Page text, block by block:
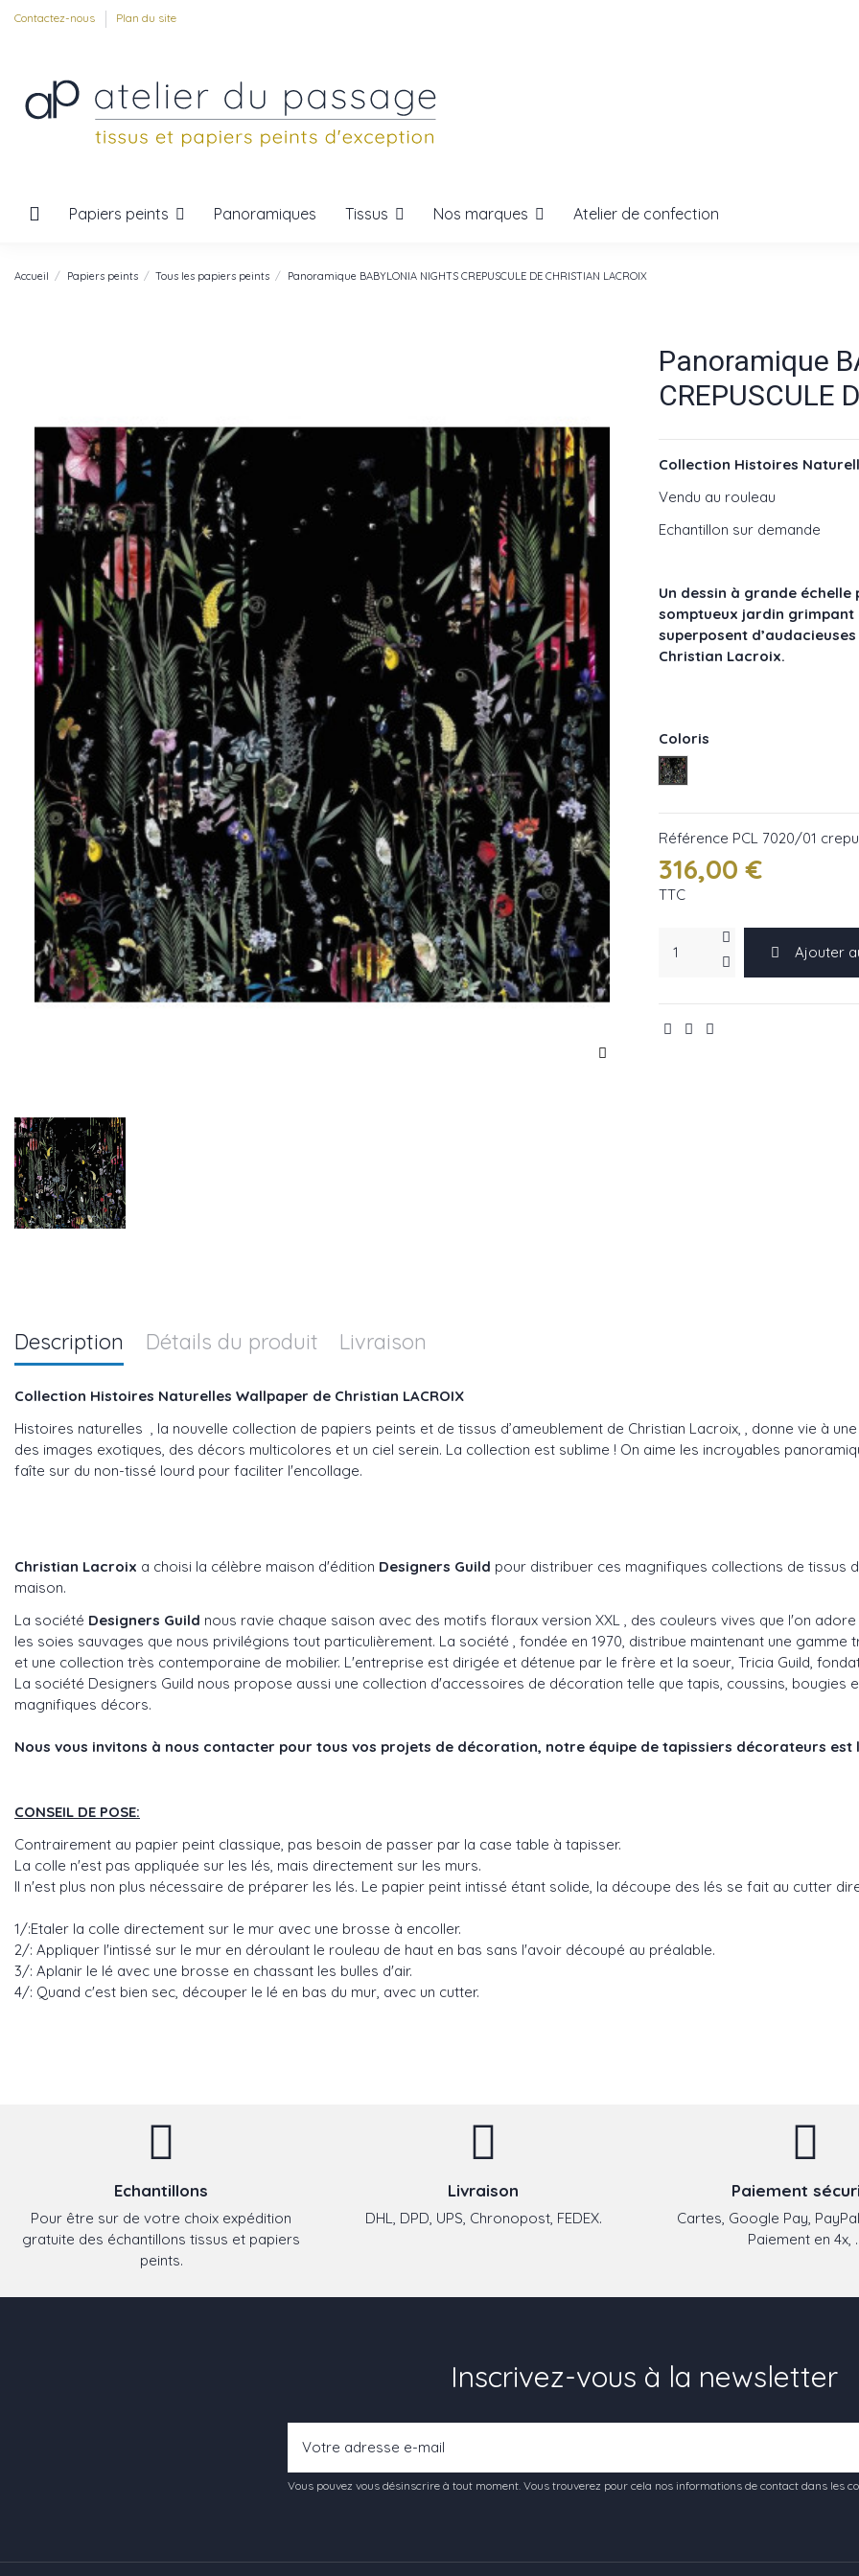
Contactez-nous Plan du site
Papiers peints Panoramiques Tissus Nos marques Atelier de confection
Accueil Papiers peints Tous les papiers peints Panoramique BABYLONIA NIGHTS CREPUSCULE DE CHRISTIAN LACROIX
Panoramique
CREPUSCULE
Collection Histoires
Vendu au rouleau
Echantillon sur demande
Un dessin à grande
somptueux jardin grimpant
superposent
Christian Lacroix.
Coloris
Crepuscule PCL 7020 01
Référence PCL 7020/01
316,00 €
TTC
Ajouter
Description Détails du produit Livraison
Collection Histoires Naturelles Wallpaper de Christian LACROIX
Histoires naturelles , la nouvelle collection de papiers peints et de tissus d’ameublement de Christian Lacroix, , donne vie à
des images exotiques, des décors multicolores et un ciel serein. La collection est sublime ! On aime les incroyables
faîte sur du non-tissé lourd pour faciliter l'encollage.
Christian Lacroix a choisi la célèbre maison d'édition Designers Guild pour distribuer ces magnifiques collections de tissus
maison.
La société Designers Guild nous ravie chaque saison avec des motifs floraux version XXL , des couleurs vives que l'on
les soies sauvages que nous privilégions tout particulièrement. La société , fondée en 1970, distribue maintenant une
et une collection très contemporaine de mobilier. L'entreprise est dirigée et détenue par le frère et la soeur, Tricia Guild,
La société Designers Guild nous propose aussi une collection d'accessoires de décoration telle que tapis, coussins,
magnifiques décors.
Nous vous invitons à nous contacter pour tous vos projets de décoration, notre équipe de tapissiers décorateurs est
CONSEIL DE POSE:
Contrairement au papier peint classique, pas besoin de passer par la case table à tapisser.
La colle n'est pas appliquée sur les lés, mais directement sur les murs.
Il n'est plus non plus nécessaire de préparer les lés. Le papier peint intissé étant solide, la découpe des lés se fait au cutter
1/:Etaler la colle directement sur le mur avec une brosse à encoller.
2/: Appliquer l'intissé sur le mur en déroulant le rouleau de haut en bas sans l'avoir découpé au préalable.
3/: Aplanir le lé avec une brosse en chassant les bulles d'air.
4/: Quand c'est bien sec, découper le lé en bas du mur, avec un cutter.
Echantillons
Pour être sur de votre choix expédition
gratuite des échantillons tissus et papiers
peints.
Livraison
DHL, DPD, UPS, Chronopost, FEDEX.
Paiement
Cartes, Google Pay,
Paiement en 4x,
Inscrivez-vous à la newsletter
Vous pouvez vous désinscrire à tout moment. Vous trouverez pour cela nos informations de contact dans les